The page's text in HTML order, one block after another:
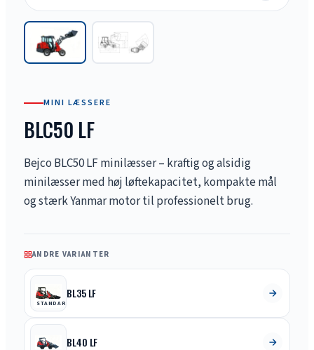
MINI LÆSSERE
BLC50 LF
Bejco BLC50 LF minilæsser – kraftig og alsidig
minilæsser med høj løftekapacitet, kompakte mål
og stærk Yanmar motor til professionelt brug.
ANDRE VARIANTER
STANDARD
BL35 LF
BL40 LF